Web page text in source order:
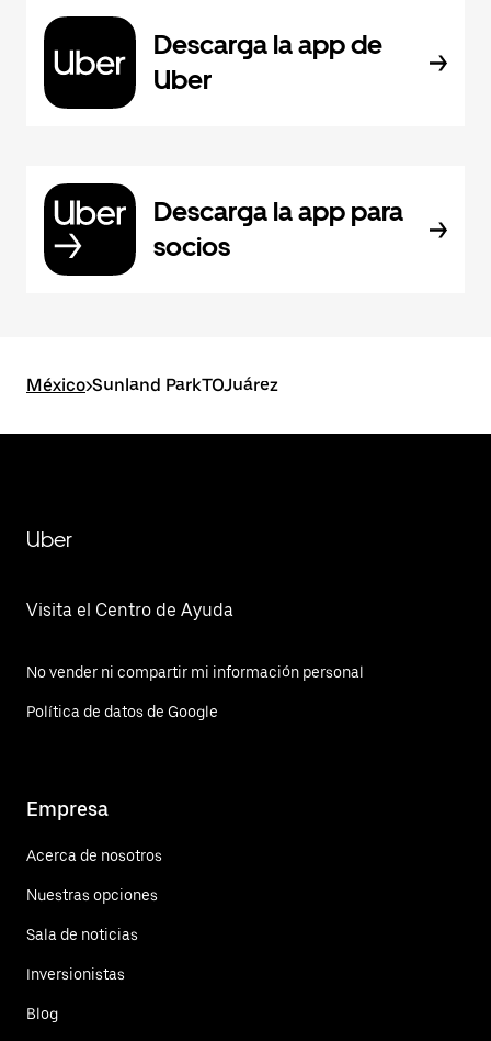
Descarga la app de
Uber
Descarga la app para
socios
México>Sunland ParkTOJuárez
Uber
Visita el Centro de Ayuda
No vender ni compartir mi información personal
Política de datos de Google
Empresa
Acerca de nosotros
Nuestras opciones
Sala de noticias
Inversionistas
Blog